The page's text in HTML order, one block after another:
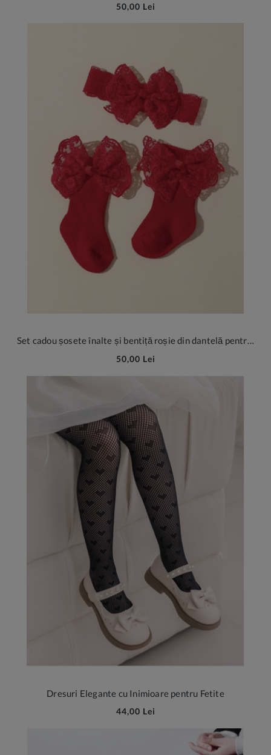
50,00 Lei
Set cadou șosete înalte și bentiță roșie din dantelă pentru fetițe
50,00 Lei
Dresuri Elegante cu Inimioare pentru Fetite
44,00 Lei